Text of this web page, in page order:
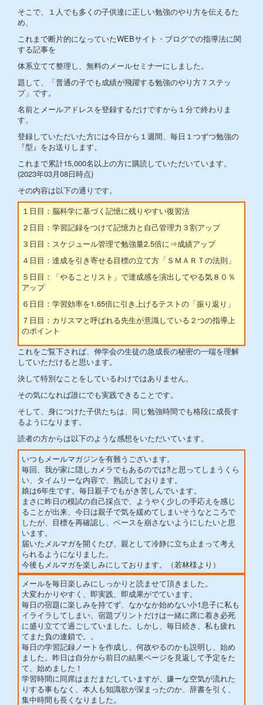
そこで、１人でも多くの子供達に正しい勉強のやり方を伝えるた
め、
これまで断片的になっていたWEBサイト・ブログでの指導法に関
する記事を
体系立てて整理し、無料のメールセミナーにしました。
題して、「普通の子でも成績が飛躍する勉強のやり方７ステッ
プ」です。
名前とメールアドレスを登録するだけですから１分で終わりま
す。
登録していただいた方には今日から１週間、毎日１つずつ勉強の
『型』をお送りします。
これまで累計15,000名以上の方に購読していただいています。
(2023年03月08日時点)
その内容は以下の通りです。
１日目：脳科学に基づく記憶に残りやすい復習法
２日目：学習記録をつけて記憶力と自己管理力３割アップ
３日目：スケジュール管理で勉強量2.5倍に⇒成績アップ
４日目：達成を引き寄せる目標の立て方「ＳＭＡＲＴの法則」
５日目：「やることリスト」で達成感を演出してやる気８０％
アップ
６日目：学習効率を1.65倍に引き上げるテストの「振り返り」
７日目：カリスマと呼ばれる先生が意識している２つの指導上
のポイント
これをご覧下されば、伸学会の生徒の急成長の秘密の一端を理解
していただけると思います。
決して特別なことをしているわけではありません。
その気になれば誰にでも実践できることです。
そして、身につけた子供たちは、同じ勉強時間でも格段に成長す
るようになります。
読者の方からは以下のような感想をいただいています。
いつもメールマガジンを有難うございます。
毎回、我が家に隠しカメラでもあるのでは⁈と思ってしまうくら
い、タイムリーな内容で、熟読しております。
娘は6年生です。毎日親子でもがき苦しんでいます。
まさに昨日の模試の自己採点で、ようやく少しの手応えを感じ
ることが出来、今日は親子で気を緩めてしまいそうなところで
したが、目標を再確認し、ペースを崩さないようにしたいと思
います。
届いたメルマガを開くたび、親として冷静に立ち止まって考え
られるようになりました。
今後もメルマガを楽しみにしております。（若林様より）
メールを毎日楽しみにしっかりと読ませて頂きました。
大変わかりやすく、即実践、即成果がでています。
毎日の宿題に楽しみを持てず、なかなか始めない小1息子に私も
イライラしてしまい、宿題プリントだけは一緒に席に着き必死
に盛り立てて過ごしていました。しかし、毎日続き、私も疲れ
てまた負の連鎖で。。
毎日の学習記録ノートを作成し、何故やるのかも説明し、始め
ました。昨日は自分から前日の結果ページを見返して予定をた
て、始めました！
学習時間に同席はまだまだしていますが、嫌ーな空気が流れた
りする事もなく、本人も知識欲が深まったのか、辞書を引く、
集中時間も長くなりました。